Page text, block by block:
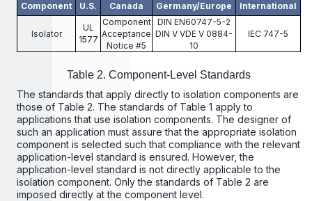
Component U.S. Canada Germany/Europe International
Isolator
UL
1577
Component
Acceptance
Notice #5
DIN EN60747-5-2
DIN V VDE V 0884-
10
IEC 747-5
Table 2. Component-Level Standards
The standards that apply directly to isolation components are
those of Table 2. The standards of Table 1 apply to
applications that use isolation components. The designer of
such an application must assure that the appropriate isolation
component is selected such that compliance with the relevant
application-level standard is ensured. However, the
application-level standard is not directly applicable to the
isolation component. Only the standards of Table 2 are
imposed directly at the component level.